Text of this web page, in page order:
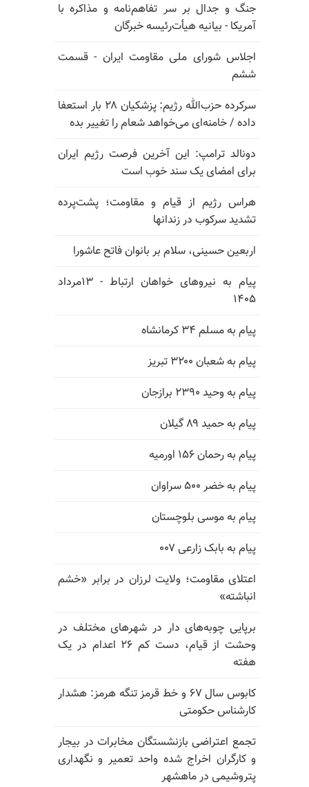
جنگ و جدال بر سر تفاهم‌نامه و مذاکره با
آمریکا - بیانیه هیأت‌رئیسه خبرگان
اجلاس شورای ملی مقاومت ایران - قسمت
ششم
سرکرده حزب‌الله رژیم: پزشکیان ۲۸ بار استعفا
داده / خامنه‌ای می‌خواهد شعام را تغییر بده
دونالد ترامپ: این آخرین فرصت رژیم ایران
برای امضای یک سند خوب است
هراس رژیم از قیام و مقاومت؛ پشت‌پرده
تشدید سرکوب در زندانها
اربعین حسینی، سلام بر بانوان فاتح عاشورا
پیام به نیروهای خواهان ارتباط - ۱۳مرداد
۱۴۰۵
پیام به مسلم ۳۴ کرمانشاه
پیام به شعبان ۳۲۰۰ تبریز
پیام به وحید ۲۳۹۰ برازجان
پیام به حمید ۸۹ گیلان
پیام به رحمان ۱۵۶ اورمیه
پیام به خضر ۵۰۰ سراوان
پیام به موسی بلوچستان
پیام به بابک زارعی ۰۰۷
اعتلای مقاومت؛ ولایت لرزان در برابر «خشم
انباشته»
برپایی چوبه‌های دار در شهرهای مختلف در
وحشت از قیام، دست کم ۲۶ اعدام در یک
هفته
کابوس سال ۶۷ و خط قرمز تنگه هرمز: هشدار
کارشناس حکومتی
تجمع اعتراضی بازنشستگان مخابرات در بیجار
و کارگران اخراج شده واحد تعمیر و نگهداری
پتروشیمی در ماهشهر